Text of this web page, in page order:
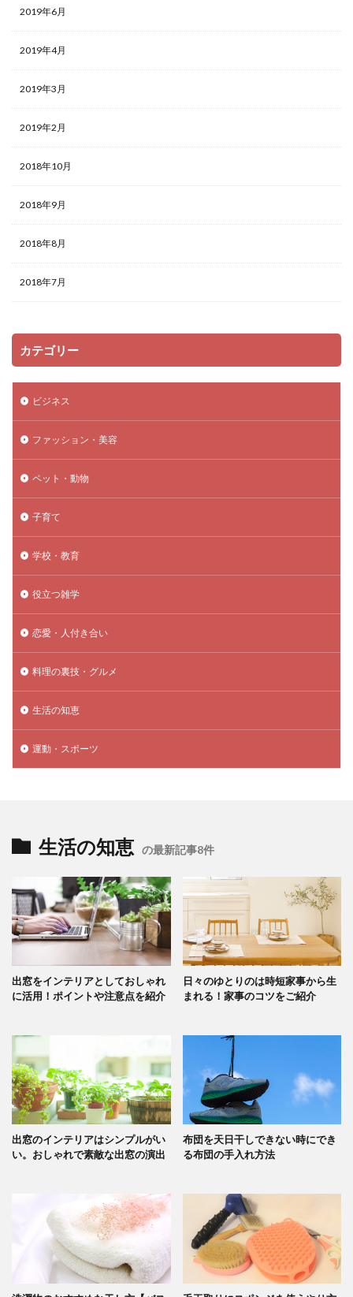
2019年6月
2019年4月
2019年3月
2019年2月
2018年10月
2018年9月
2018年8月
2018年7月
カテゴリー
ビジネス
ファッション・美容
ペット・動物
子育て
学校・教育
役立つ雑学
恋愛・人付き合い
料理の裏技・グルメ
生活の知恵
運動・スポーツ
生活の知恵 の最新記事8件
出窓をインテリアとしておしゃれ
に活用！ポイントや注意点を紹介
日々のゆとりのは時短家事から生
まれる！家事のコツをご紹介
出窓のインテリアはシンプルがい
い。おしゃれで素敵な出窓の演出
布団を天日干しできない時にでき
る布団の手入れ方法